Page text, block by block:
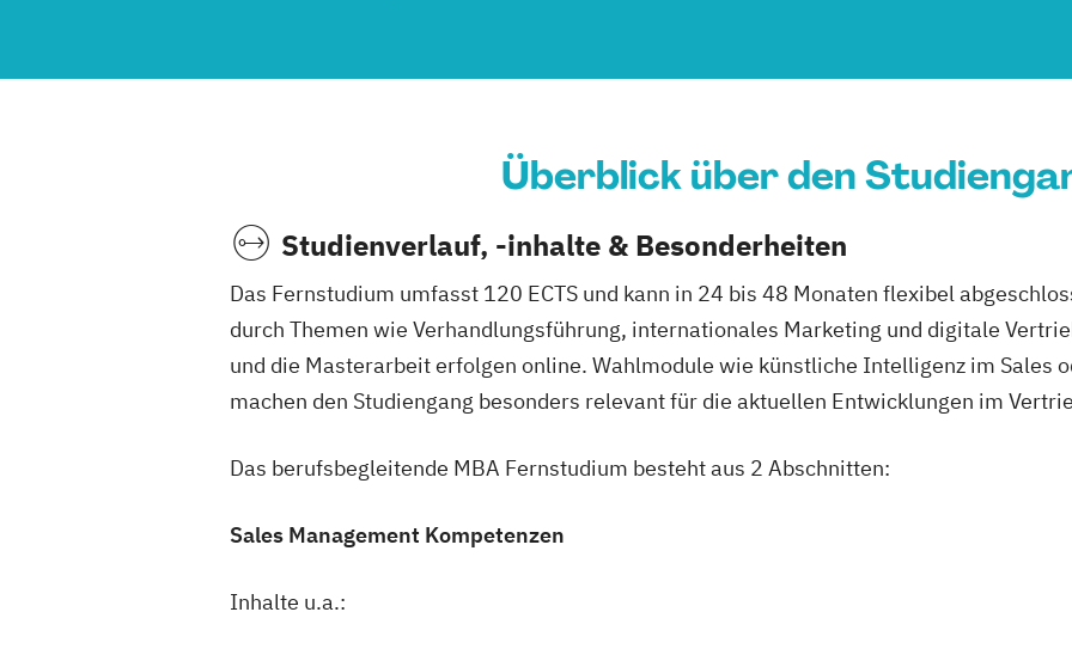
Überblick über den
Studienverlauf, -inhalte & Besonderheiten
Das Fernstudium umfasst 120 ECTS und kann in 24 bis 48 Monaten flexibel
durch Themen wie Verhandlungsführung, internationales Marketing und digitale
und die Masterarbeit erfolgen online. Wahlmodule wie künstliche Intelligenz im Sales
machen den Studiengang besonders relevant für die aktuellen Entwicklungen im
Das berufsbegleitende MBA Fernstudium besteht aus 2 Abschnitten:
Sales Management Kompetenzen
Inhalte u.a.: